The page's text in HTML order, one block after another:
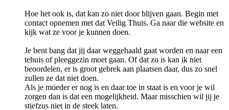
Hoe het ook is, dat kan zo niet door blijven gaan. Begin met
contact opnemen met dat Veilig Thuis. Ga naar die website en
kijk wat ze voor je kunnen doen.
Je bent bang dat jij daar weggehaald gaat worden en naar een
tehuis of pleeggezin moet gaan. Of dat zo is kan ik niet
beoordelen, er is groot gebrek aan plaatsen daar, dus zo snel
zullen ze dat niet doen.
Als je moeder er nog is en daar toe in staat is en voor je wil
zorgen dan is dat een mogelijkheid. Maar misschien wil jij je
stiefzus niet in de steek laten.